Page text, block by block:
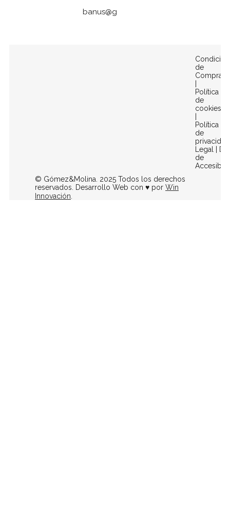
banus@gomezymolina.com
de
Compra
|
Política
de
cookies
|
Política
de
privacidad
Legal |
de
© Gómez&Molina. 2025 Todos los derechos
reservados. Desarrollo Web con ♥ por Win
Innovación